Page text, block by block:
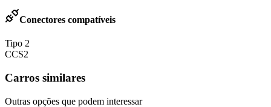
Conectores compatíveis
Tipo 2
CCS2
Carros similares
Outras opções que podem interessar